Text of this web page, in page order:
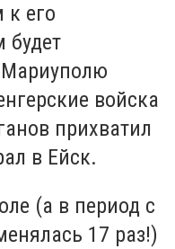
к его
Мариуполю
войска
прихватил
в Ейск.
(а в период с
17 раз!)